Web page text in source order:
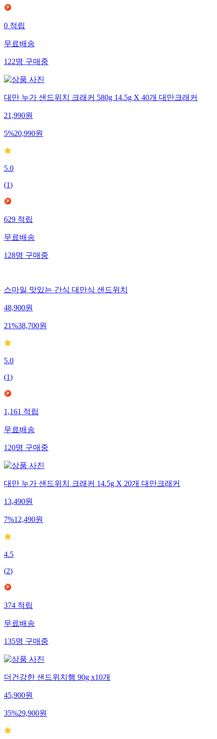
0적립
무료배송
122명구매중
대만 누가 샌드위치 크래커 580g 14.5g X 40개 대만크래커
21,990원
5%20,990원
5.0
(1)
629적립
무료배송
128명구매중
스마일 맛있는 간식 대만식 샌드위치
48,900원
21%38,700원
5.0
(1)
1,161적립
무료배송
120명구매중
대만 누가 샌드위치 크래커 14.5g X 20개 대만크래커
13,490원
7%12,490원
4.5
(2)
374적립
무료배송
135명구매중
더건강한 샌드위치햄 90g x10개
45,900원
35%29,900원